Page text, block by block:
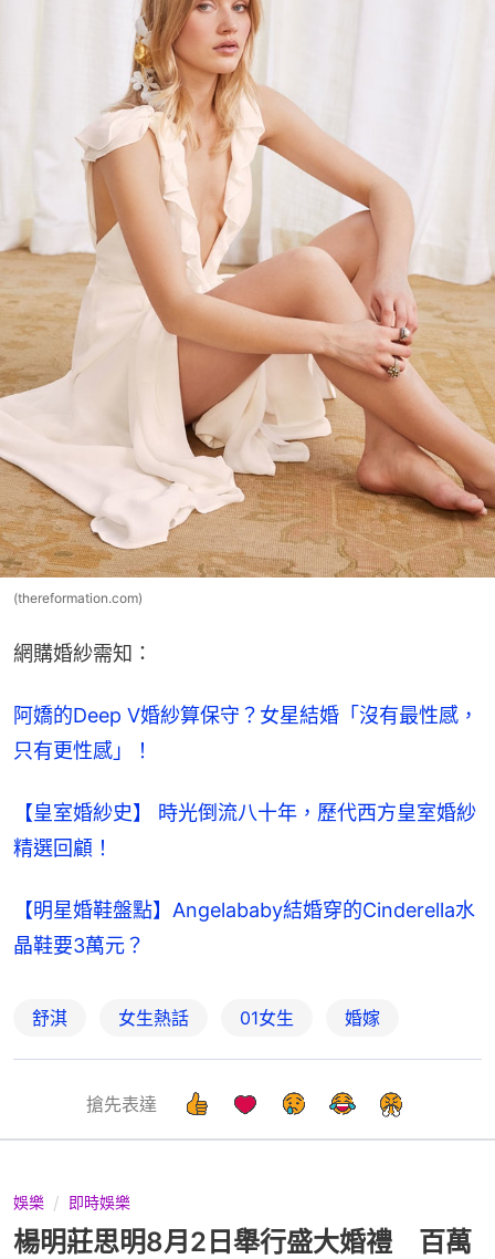
(thereformation.com)
網購婚紗需知：
阿嬌的Deep V婚紗算保守？女星結婚「沒有最性感，
只有更性感」！
【皇室婚紗史】 時光倒流八十年，歷代西方皇室婚紗
精選回顧！
【明星婚鞋盤點】Angelababy結婚穿的Cinderella水
晶鞋要3萬元？
舒淇 女生熱話 01女生 婚嫁
搶先表達
娛樂 即時娛樂
楊明莊思明8月2日舉行盛大婚禮 百萬